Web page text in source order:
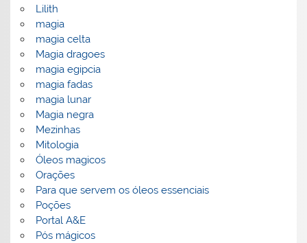
Lilith
magia
magia celta
Magia dragoes
magia egipcia
magia fadas
magia lunar
Magia negra
Mezinhas
Mitologia
Óleos magicos
Orações
Para que servem os óleos essenciais
Poções
Portal A&E
Pós mágicos